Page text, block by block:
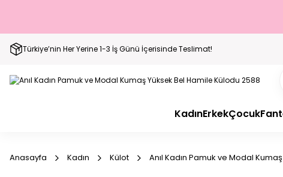
Türkiye’nin Her Yerine 1-3 İş Günü İçerisinde Teslimat!
KadınErkekÇocuk
Anasayfa Kadın Külot Anıl Kadın Pamuk ve Modal